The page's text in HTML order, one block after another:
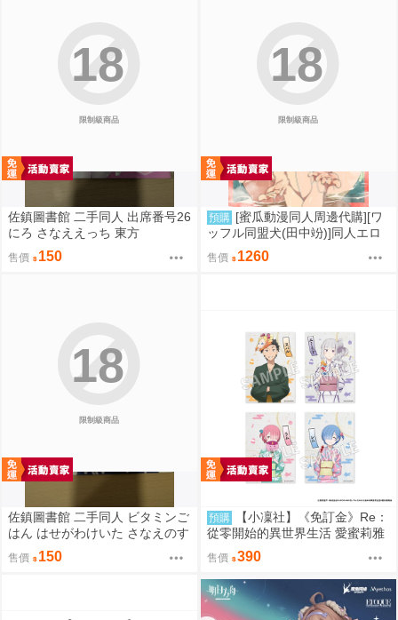
限制級商品
18
佐鎮圖書館 二手同人 出席番号26
にろ さなええっち 東方
售價 150
限制級商品
18
預購 [蜜瓜動漫同人周邊代購][ワ
ッフル同盟犬(田中竕)]同人エロ
ゲ転生2上～発動!ヌルヌルスケ
ベスキル【A5アクリルフィギュ
售價 1260
限制級商品
18
佐鎮圖書館 二手同人 ビタミンご
はん はせがわけいた さなえのす
きはとどまらずっ 東方
售價 150
預購
【小凜社】《免訂金》Re：
從零開始的異世界生活 愛蜜莉雅
拉姆 雷姆 お祭り ver. 和服 生寫
真卡片套組
售價 390